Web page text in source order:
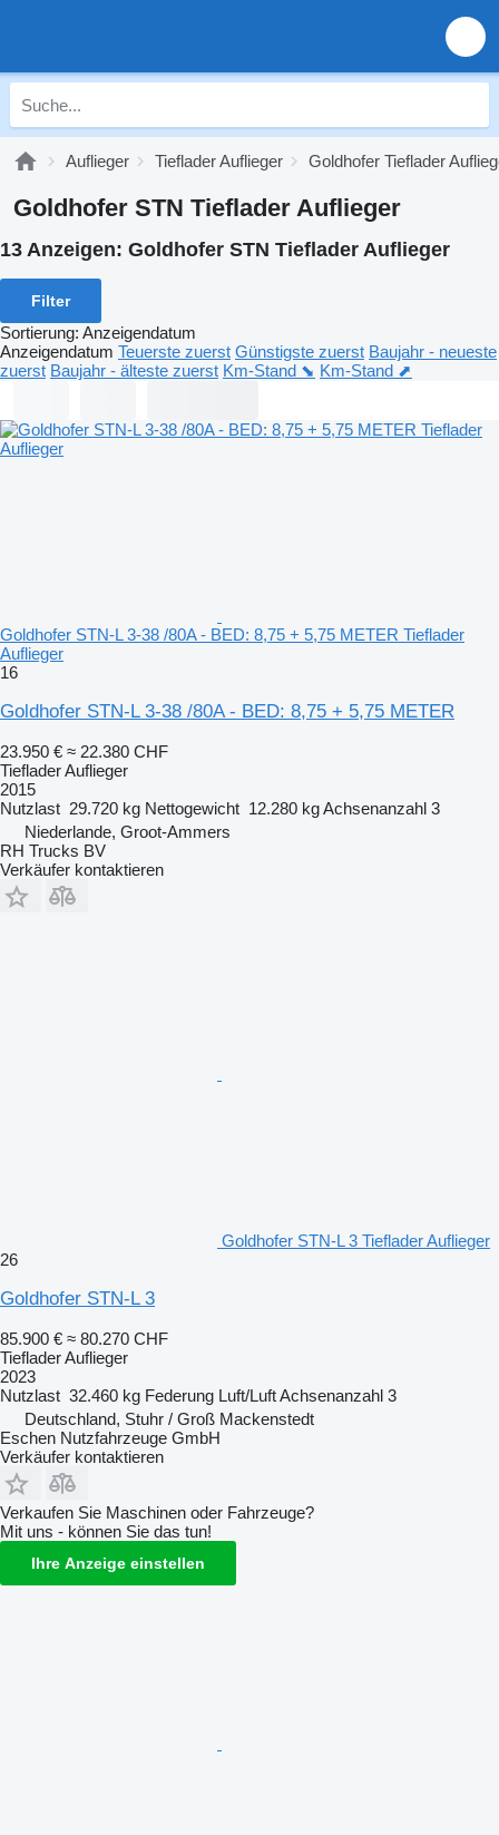
Auflieger Tieflader Auflieger Goldhofer Tieflader
Goldhofer STN Tieflader Auflieger
13 Anzeigen: Goldhofer STN Tieflader Auflieger
Filter
Sortierung: Anzeigendatum
Anzeigendatum Teuerste zuerst Günstigste zuerst Baujahr - neueste
zuerst Baujahr - älteste zuerst Km-Stand ⬊ Km-Stand ⬈
Goldhofer STN-L 3-38 /80A - BED: 8,75 + 5,75 METER Tieflader
Auflieger
16
Goldhofer STN-L 3-38 /80A - BED: 8,75 + 5,75 METER
23.950 € ≈ 22.380 CHF
Tieflader Auflieger
2015
Nutzlast 29.720 kg Nettogewicht 12.280 kgAchsenanzahl 3
Niederlande, Groot-Ammers
RH Trucks BV
Verkäufer kontaktieren
Goldhofer STN-L 3 Tieflader Auflieger
26
Goldhofer STN-L 3
85.900 € ≈ 80.270 CHF
Tieflader Auflieger
2023
Nutzlast 32.460 kg Federung Luft/LuftAchsenanzahl 3
Deutschland, Stuhr / Groß Mackenstedt
Eschen Nutzfahrzeuge GmbH
Verkäufer kontaktieren
Verkaufen Sie Maschinen oder Fahrzeuge?
Mit uns - können Sie das tun!
Ihre Anzeige einstellen